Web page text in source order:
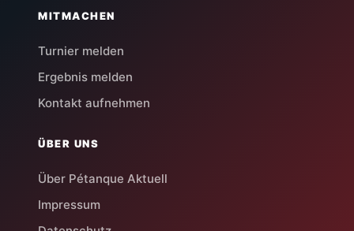
MITMACHEN
Turnier melden
Ergebnis melden
Kontakt aufnehmen
ÜBER UNS
Über Pétanque Aktuell
Impressum